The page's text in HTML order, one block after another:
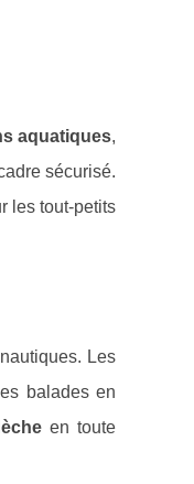
aquatiques,
sécurisé.
les tout-petits
Les
balades en
en toute